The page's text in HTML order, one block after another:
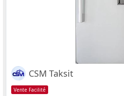
CSM Taksit
Vente Facilité